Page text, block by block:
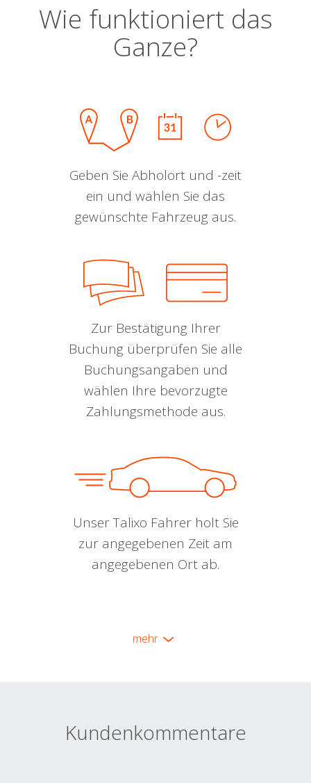
Wie funktioniert das
Ganze?
Geben Sie Abholort und -zeit
ein und wählen Sie das
gewünschte Fahrzeug aus.
Zur Bestätigung Ihrer
Buchung überprüfen Sie alle
Buchungsangaben und
wählen Ihre bevorzugte
Zahlungsmethode aus.
Unser Talixo Fahrer holt Sie
zur angegebenen Zeit am
angegebenen Ort ab.
mehr
Kundenkommentare